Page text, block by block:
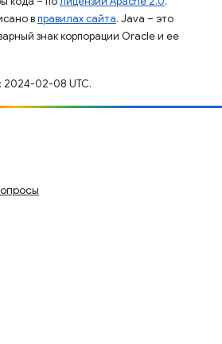
вправилах сайта. Java – это
знак корпорации Oracle и ее
2024-02-08 UTC.